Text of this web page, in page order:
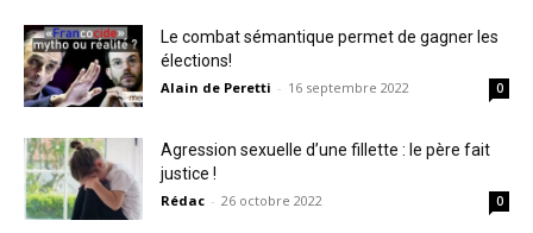
Le combat sémantique permet de gagner les
élections!
Alain de Peretti - 16 septembre 2022 0
Agression sexuelle d’une fillette : le père fait
justice !
Rédac - 26 octobre 2022 0